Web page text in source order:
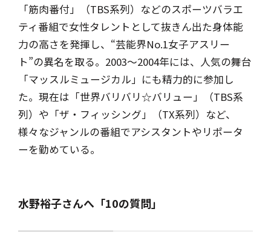
「筋肉番付」（TBS系列）などのスポーツバラエ
ティ番組で女性タレントとして抜きん出た身体能
力の高さを発揮し、“芸能界No.1女子アスリー
ト”の異名を取る。2003～2004年には、人気の舞台
「マッスルミュージカル」にも精力的に参加し
た。現在は「世界バリバリ☆バリュー」（TBS系
列）や「ザ・フィッシング」（TX系列）など、
様々なジャンルの番組でアシスタントやリポータ
ーを勤めている。
水野裕子さんへ「10の質問」